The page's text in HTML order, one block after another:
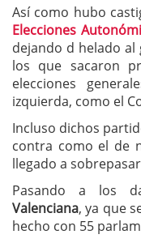
Así como hubo
Elecciones
dejando d helado
los que sacaron
elecciones
izquierda, como el
Incluso dichos
contra como el de
llegado a
Pasando a los
Valenciana, ya que
hecho con 55